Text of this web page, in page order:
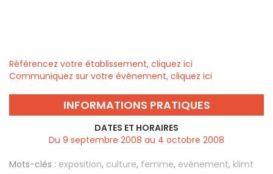
Référencez votre établissement, cliquez ici
Communiquez sur votre évènement, cliquez ici
INFORMATIONS PRATIQUES
DATES ET HORAIRES
Du 9 septembre 2008 au 4 octobre 2008
Mots-clés : exposition, culture, femme, evénement, klimt